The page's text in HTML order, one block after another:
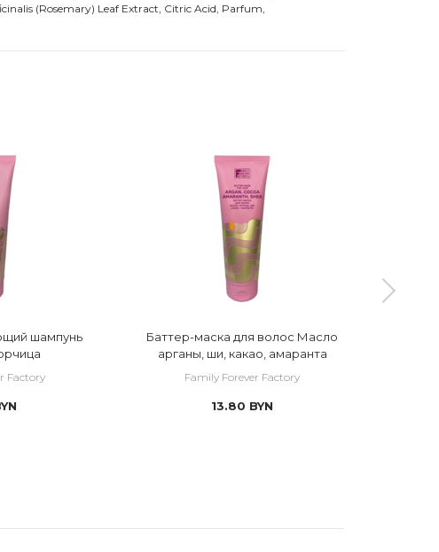
(Rosemary) Leaf Extract, Citric Acid, Parfum,
шампунь
Factory
Баттер-маска для волос Масло
арганы, ши, какао, амаранта
Family Forever Factory
13.80 BYN